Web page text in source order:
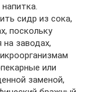
сидр из сока,
поскольку
заводах,
или
заменой,